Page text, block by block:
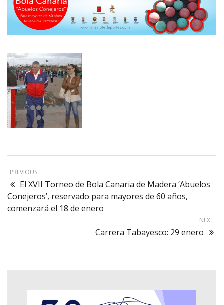
PREVIOUS
El XVII Torneo de Bola Canaria de Madera ‘Abuelos
Conejeros’, reservado para mayores de 60 años,
comenzará el 18 de enero
NEXT
Carrera Tabayesco: 29 enero